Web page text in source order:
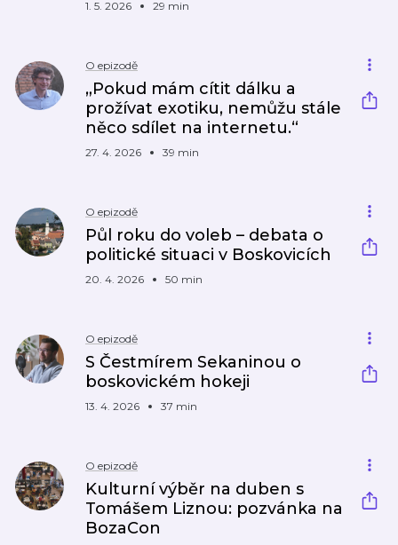
1. 5. 2026 29 min
O epizodě
„Pokud mám cítit dálku a
prožívat exotiku, nemůžu stále
něco sdílet na internetu.“
27. 4. 2026 39 min
O epizodě
Půl roku do voleb – debata o
politické situaci v Boskovicích
20. 4. 2026 50 min
O epizodě
S Čestmírem Sekaninou o
boskovickém hokeji
13. 4. 2026 37 min
O epizodě
Kulturní výběr na duben s
Tomášem Liznou: pozvánka na
BozaCon